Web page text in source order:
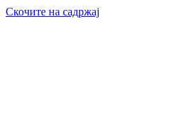
Скочите на садржај